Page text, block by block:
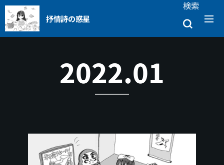
抒情詩の惑星
検索
2022.01